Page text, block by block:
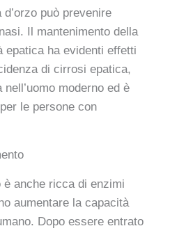
può prevenire
Il mantenimento della
epatica ha evidenti effetti
di cirrosi epatica,
moderno ed è
le persone con
è anche ricca di enzimi
aumentare la capacità
Dopo essere entrato